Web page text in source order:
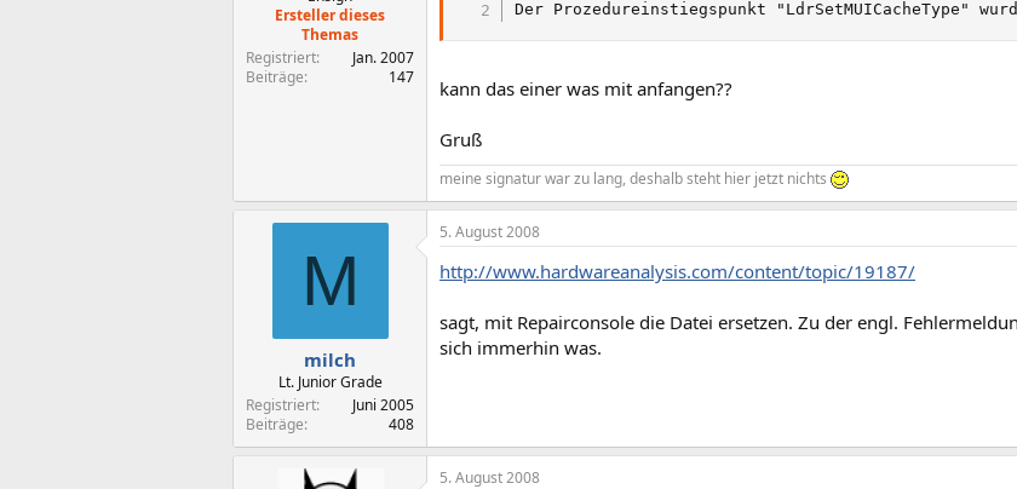
Ersteller dieses
Themas
Registriert
Jan. 2007
Beiträge
147
Der Prozedureinstiegspunkt "LdrSetMUICacheType"
kann das einer was mit anfangen??
Gruß
meine signatur war zu lang, deshalb steht hier jetzt nichts
M
milch
Lt. Junior Grade
Registriert
Juni 2005
Beiträge
408
5. August 2008
http://www.hardwareanalysis.com/content/topic/19187/
sagt, mit Repairconsole die Datei ersetzen. Zu der engl.
sich immerhin was.
5. August 2008